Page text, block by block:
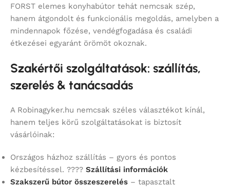
FORST elemes konyhabútor tehát nemcsak szép,
hanem átgondolt és funkcionális megoldás, amelyben a
mindennapok főzése, vendégfogadása és családi
étkezései egyaránt örömöt okoznak.
Szakértői szolgáltatások: szállítás,
szerelés & tanácsadás
A Robinagyker.hu nemcsak széles választékot kínál,
hanem teljes körű szolgáltatásokat is biztosít
vásárlóinak:
Országos házhoz szállítás – gyors és pontos
kézbesítéssel. ???? Szállítási információk
Szakszerű bútor összeszerelés – tapasztalt